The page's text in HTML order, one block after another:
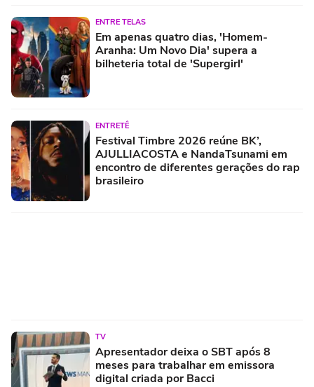
ENTRE TELAS
Em apenas quatro dias, 'Homem-
Aranha: Um Novo Dia' supera a
bilheteria total de 'Supergirl'
ENTRETÊ
Festival Timbre 2026 reúne BK’,
AJULLIACOSTA e NandaTsunami em
encontro de diferentes gerações do rap
brasileiro
TV
Apresentador deixa o SBT após 8
meses para trabalhar em emissora
digital criada por Bacci